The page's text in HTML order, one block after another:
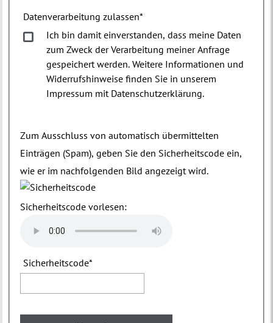
Datenverarbeitung zulassen*
Ich bin damit einverstanden, dass meine Daten
zum Zweck der Verarbeitung meiner Anfrage
gespeichert werden. Weitere Informationen und
Widerrufshinweise finden Sie in unserem
Impressum mit Datenschutzerklärung.
Zum Ausschluss von automatisch übermittelten
Einträgen (Spam), geben Sie den Sicherheitscode ein,
wie er im nachfolgenden Bild angezeigt wird.
Sicherheitscode vorlesen:
Sicherheitscode*